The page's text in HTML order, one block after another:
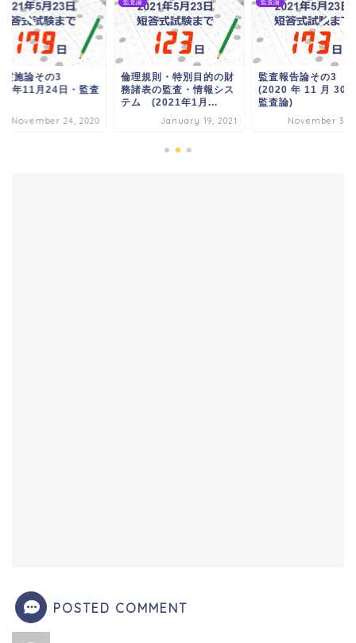
実施論その3
年11月24日・監査
November 24, 2020
監査論
倫理規則・特別目的の財
務諸表の監査・情報シス
テム (2021年1月...
January 19, 2021
監査論
監査報告論その3
(2020 年 11 月 30
監査論)
November 30,
POSTED COMMENT